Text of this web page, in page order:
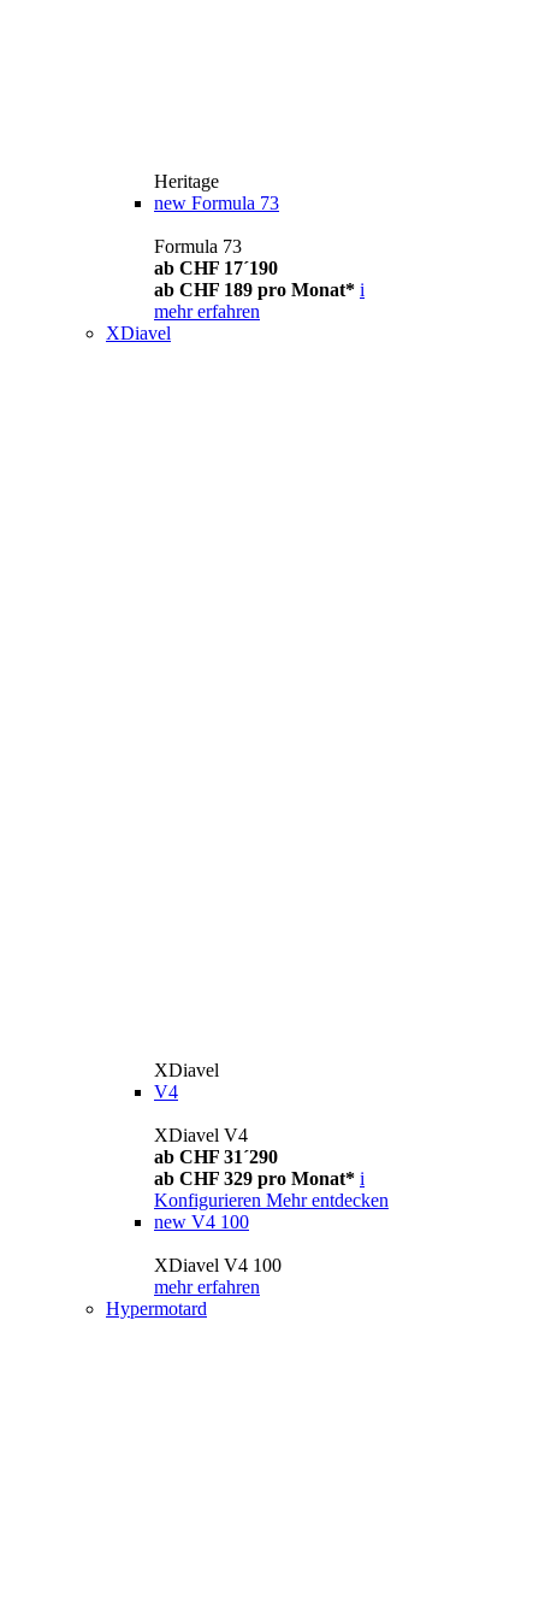
Heritage
new Formula 73
Formula 73
ab CHF 17´190
ab CHF 189 pro Monat* i
mehr erfahren
XDiavel
XDiavel
V4
XDiavel V4
ab CHF 31´290
ab CHF 329 pro Monat* i
Konfigurieren Mehr entdecken
new V4 100
XDiavel V4 100
mehr erfahren
Hypermotard